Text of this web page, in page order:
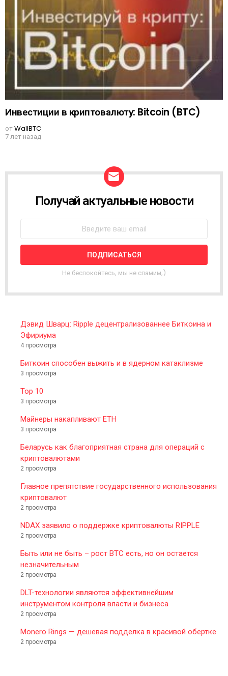
Инвестиции в криптовалюту: Bitcoin (BTC)
отWallBTC
7 лет назад
W
L
T
R
Получай актуальные новости
Не беспокойтесь, мы не спамим;)
Дэвид Шварц: Ripple децентрализованнее Биткоина и
Эфириума
4 просмотра
Биткоин способен выжить и в ядерном катаклизме
3 просмотра
Top 10
3 просмотра
Майнеры накапливают ETH
3 просмотра
Беларусь как благоприятная страна для операций с
криптовалютами
2 просмотра
Главное препятствие государственного использования
криптовалют
2 просмотра
NDAX заявило о поддержке криптовалюты RIPPLE
2 просмотра
Быть или не быть – рост BTC есть, но он остается
незначительным
2 просмотра
DLT-технологии являются эффективнейшим
инструментом контроля власти и бизнеса
2 просмотра
Monero Rings — дешевая подделка в красивой обертке
2 просмотра